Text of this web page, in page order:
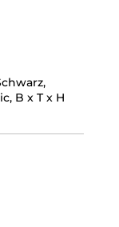
B x T x H